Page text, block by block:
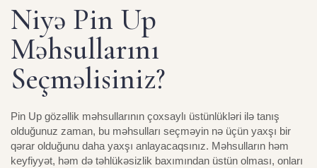
Niyə Pin Up
Məhsullarını
Seçməlisiniz?
Pin Up gözəllik məhsullarının çoxsaylı üstünlükləri ilə tanış
olduğunuz zaman, bu məhsulları seçməyin nə üçün yaxşı bir
qərar olduğunu daha yaxşı anlayacaqsınız. Məhsulların həm
keyfiyyət, həm də təhlükəsizlik baxımından üstün olması, onları